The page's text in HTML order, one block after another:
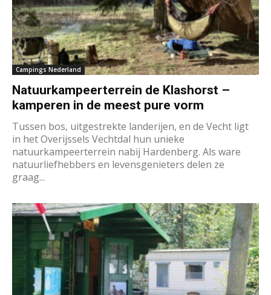
Campings Nederland
Natuurkampeerterrein de Klashorst –
kamperen in de meest pure vorm
Tussen bos, uitgestrekte landerijen, en de Vecht ligt
in het Overijssels Vechtdal hun unieke
natuurkampeerterrein nabij Hardenberg. Als ware
natuurliefhebbers en levensgenieters delen ze
graag...